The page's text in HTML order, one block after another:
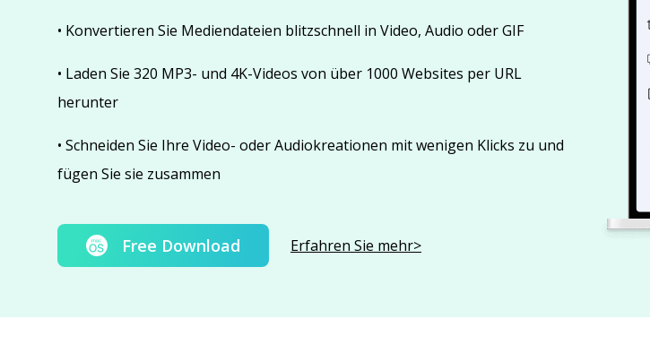
• Konvertieren Sie Mediendateien blitzschnell in Video, Audio oder GIF
• Laden Sie 320 MP3- und 4K-Videos von über 1000 Websites per URL
herunter
• Schneiden Sie Ihre Video- oder Audiokreationen mit wenigen Klicks zu und
fügen Sie sie zusammen
Free Download Erfahren Sie mehr>